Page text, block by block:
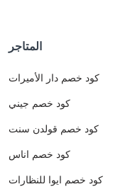
المتاجر
كود خصم دار الأميرات
كود خصم جيني
كود خصم قولدن سنت
كود خصم اناس
كود خصم ايوا للنظارات